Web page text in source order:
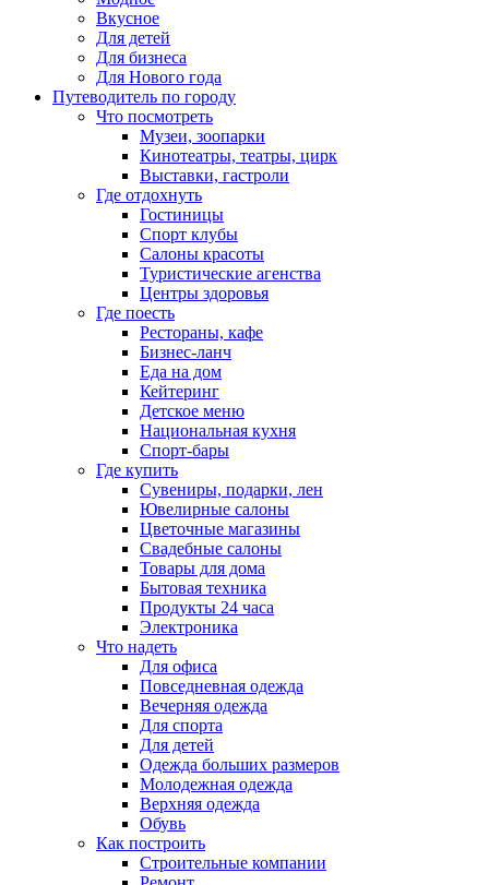
Вкусное
Для детей
Для бизнеса
Для Нового года
Путеводитель по городу
Что посмотреть
Музеи, зоопарки
Кинотеатры, театры, цирк
Выставки, гастроли
Где отдохнуть
Гостиницы
Спорт клубы
Салоны красоты
Туристические агенства
Центры здоровья
Где поесть
Рестораны, кафе
Бизнес-ланч
Еда на дом
Кейтеринг
Детское меню
Национальная кухня
Спорт-бары
Где купить
Сувениры, подарки, лен
Ювелирные салоны
Цветочные магазины
Свадебные салоны
Товары для дома
Бытовая техника
Продукты 24 часа
Электроника
Что надеть
Для офиса
Повседневная одежда
Вечерняя одежда
Для спорта
Для детей
Одежда больших размеров
Молодежная одежда
Верхняя одежда
Обувь
Как построить
Строительные компании